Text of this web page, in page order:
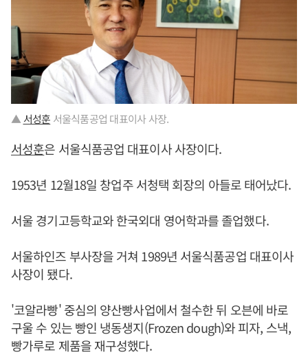
▲ 서성훈 서울식품공업 대표이사 사장.
서성훈은 서울식품공업 대표이사 사장이다.
1953년 12월18일 창업주 서청택 회장의 아들로 태어났다.
서울 경기고등학교와 한국외대 영어학과를 졸업했다.
서울하인즈 부사장을 거쳐 1989년 서울식품공업 대표이사
사장이 됐다.
'코알라빵' 중심의 양산빵사업에서 철수한 뒤 오븐에 바로
구울 수 있는 빵인 냉동생지(Frozen dough)와 피자, 스낵,
빵가루로 제품을 재구성했다.